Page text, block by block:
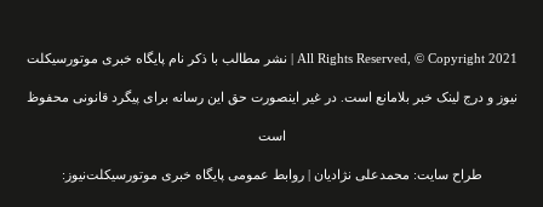
All Rights Reserved, © Copyright 2021 | نشر مطالب با ذکر نام پایگاه خبری موتورسیکلت
نیوز و درج لینک خبر بلامانع است. در غیر اینصورت حق این رسانه برای پیگرد قانونی محفوظ
است
طراح سایت: محمدعلی نژادیان | روابط عمومی پایگاه خبری موتورسیکلت‌نیوز: